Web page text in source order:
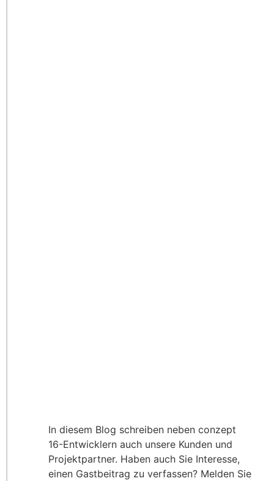
In diesem Blog schreiben neben conzept
16-Entwicklern auch unsere Kunden und
Projektpartner. Haben auch Sie Interesse,
einen Gastbeitrag zu verfassen? Melden Sie